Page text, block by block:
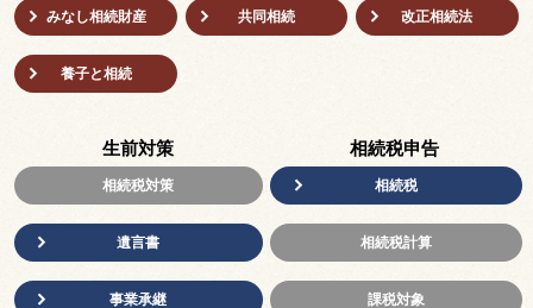
みなし相続財産 共同相続 改正相続法
養子と相続
生前対策
相続税対策
遺言書
事業承継
相続税申告
相続税
相続税計算
課税対象